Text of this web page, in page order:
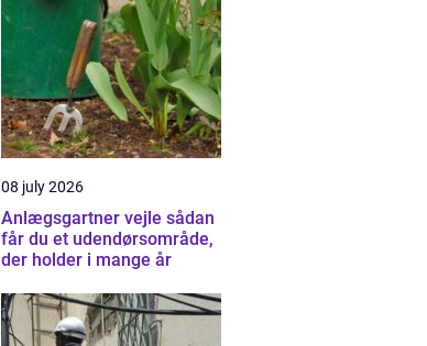
08 july 2026
Anlægsgartner vejle sådan
får du et udendørsområde,
der holder i mange år